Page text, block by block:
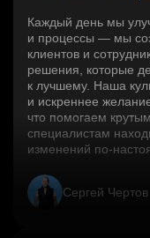
Каждый день мы
и процессы — мы
клиентов и
решения, которые
к лучшему. Наша
и искреннее
что помогаем
специалистам
изменений
Сергей Чертов